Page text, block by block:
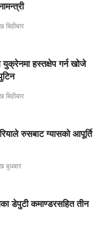
हस्तक्षेप गर्न खोजे
रुसबाट ग्यासको आपूर्ति
बुधबार
डेपुटी कमाण्डरसहित तीन